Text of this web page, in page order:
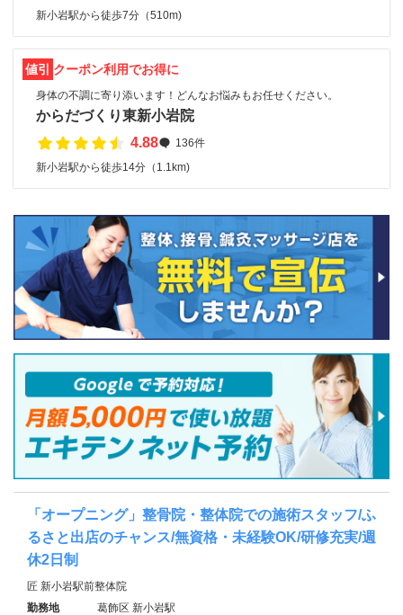
新小岩駅から徒歩7分（510m)
値引 クーポン利用でお得に
身体の不調に寄り添います！どんなお悩みもお任せください。
からだづくり東新小岩院
4.88
136件
新小岩駅から徒歩14分（1.1km)
「オープニング」整骨院・整体院での施術スタッフ/ふ
るさと出店のチャンス/無資格・未経験OK/研修充実/週
休2日制
匠 新小岩駅前整体院
勤務地
葛飾区 新小岩駅